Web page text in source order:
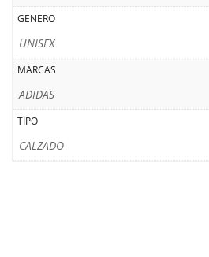
GENERO
UNISEX
MARCAS
ADIDAS
TIPO
CALZADO